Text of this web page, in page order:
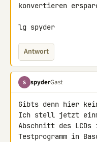
konvertieren
lg spyder
Antwort
S spyderGast
Gibts denn hier
Ich stell jetzt
Abschnitt des LCDs
Testprogramm in